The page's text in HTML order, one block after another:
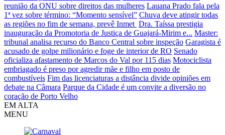
reunião da ONU sobre direitos das mulheres Lauana Prado fala pela
1ª vez sobre término: “Momento sensível” Chuva deve atingir todas
as regiões no fim de semana, prevê Inmet Dra. Taíssa prestigia
inauguração da Promotoria de Justiça de Guajará-Mirim e... Master:
tribunal analisa recurso do Banco Central sobre inspeção Garagista é
acusado de golpe milionário e foge de interior de RO Senado
oficializa afastamento de Marcos do Val por 115 dias Motociclista
embriagado é preso por agredir mãe e filho em posto de
combustíveis Fim das licenciaturas a distância divide opiniões em
debate na Câmara Parque da Cidade é um convite a diversão no
coração de Porto Velho
EM ALTA
MENU